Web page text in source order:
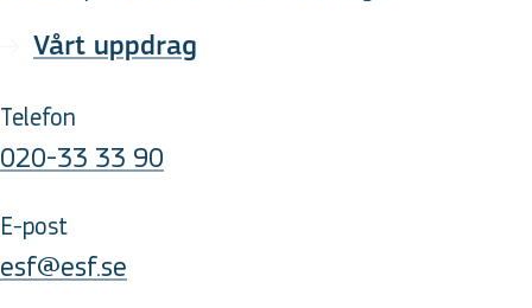
Vårt uppdrag
Telefon
020-33 33 90
E-post
esf@esf.se